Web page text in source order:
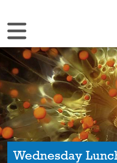
Navigation umschalten
Wednesday